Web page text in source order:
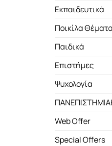
Εκπαιδευτικά
Ποικίλα Θέματα
Παιδικά
Επιστήμες
Ψυχολογία
Web Offer
Special Offers